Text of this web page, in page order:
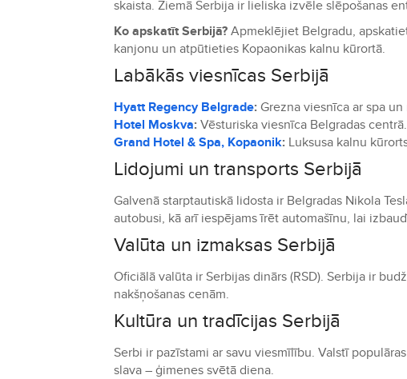
skaista. Ziemā Serbija ir lieliska izvēle slēpošanas
Ko apskatīt Serbijā? Apmeklējiet Belgradu,
kanjonu un atpūtieties Kopaonikas kalnu kūrortā.
Labākās viesnīcas Serbijā
Hyatt Regency Belgrade: Grezna viesnīca ar spa
Hotel Moskva: Vēsturiska viesnīca Belgradas centrā.
Grand Hotel & Spa, Kopaonik: Luksusa kalnu
Lidojumi un transports Serbijā
Galvenā starptautiskā lidosta ir Belgradas Nikola
autobusi, kā arī iespējams īrēt automašīnu, lai
Valūta un izmaksas Serbijā
Oficiālā valūta ir Serbijas dinārs (RSD). Serbija ir
nakšņošanas cenām.
Kultūra un tradīcijas Serbijā
Serbi ir pazīstami ar savu viesmīlību. Valstī
slava – ģimenes svētā diena.